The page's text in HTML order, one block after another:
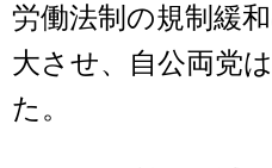
労働法制の規制緩
大させ、自公両党
た。